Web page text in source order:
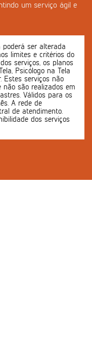
um serviço ágil e
ser alterada
limites e critérios do
serviços, os planos
Psicólogo na Tela
Estes serviços não
são realizados em
Válidos para os
A rede de
de atendimento.
dos serviços